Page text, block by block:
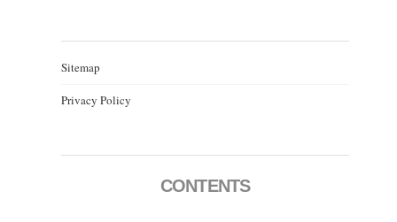
Sitemap
Privacy Policy
CONTENTS